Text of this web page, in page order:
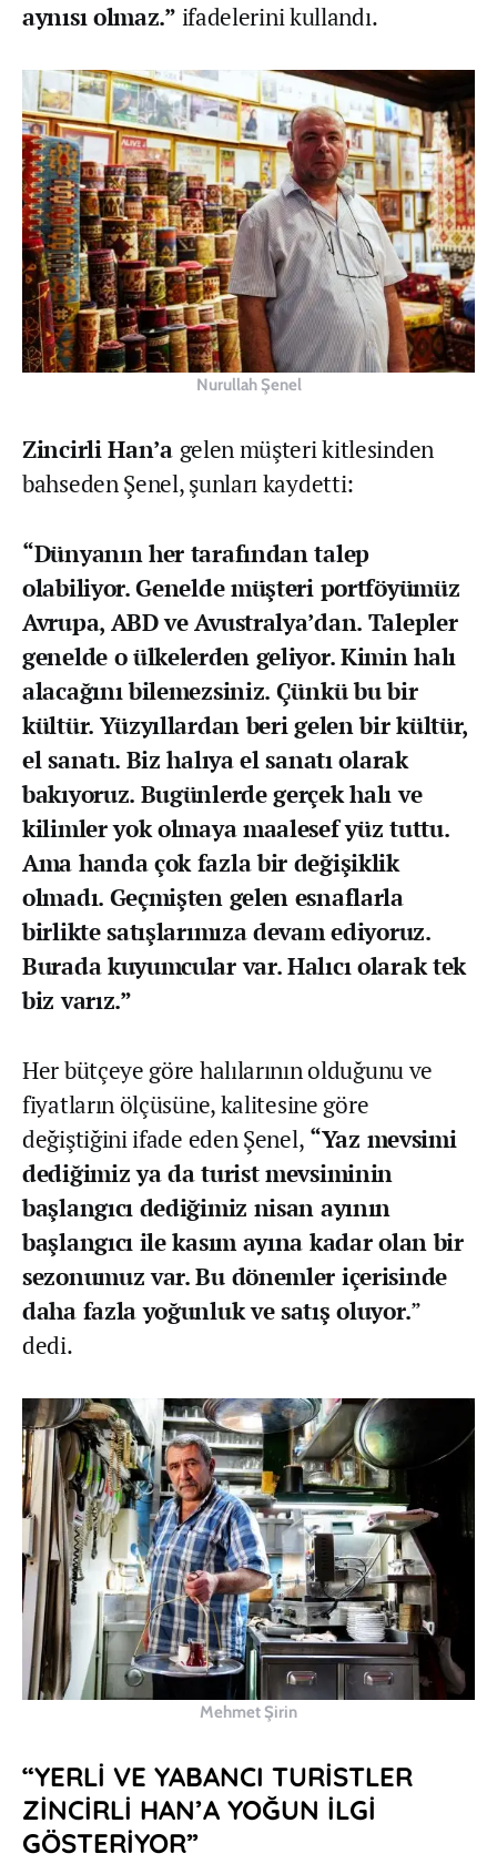
aynısı olmaz.” ifadelerini kullandı.
Nurullah Şenel
Zincirli Han’a gelen müşteri kitlesinden
bahseden Şenel, şunları kaydetti:
“Dünyanın her tarafından talep
olabiliyor. Genelde müşteri portföyümüz
Avrupa, ABD ve Avustralya’dan. Talepler
genelde o ülkelerden geliyor. Kimin halı
alacağını bilemezsiniz. Çünkü bu bir
kültür. Yüzyıllardan beri gelen bir kültür,
el sanatı. Biz halıya el sanatı olarak
bakıyoruz. Bugünlerde gerçek halı ve
kilimler yok olmaya maalesef yüz tuttu.
Ama handa çok fazla bir değişiklik
olmadı. Geçmişten gelen esnaflarla
birlikte satışlarımıza devam ediyoruz.
Burada kuyumcular var. Halıcı olarak tek
biz varız.”
Her bütçeye göre halılarının olduğunu ve
fiyatların ölçüsüne, kalitesine göre
değiştiğini ifade eden Şenel, “Yaz mevsimi
dediğimiz ya da turist mevsiminin
başlangıcı dediğimiz nisan ayının
başlangıcı ile kasım ayına kadar olan bir
sezonumuz var. Bu dönemler içerisinde
daha fazla yoğunluk ve satış oluyor.”
dedi.
Mehmet Şirin
“YERLİ VE YABANCI TURİSTLER
ZİNCİRLİ HAN’A YOĞUN İLGİ
GÖSTERİYOR”